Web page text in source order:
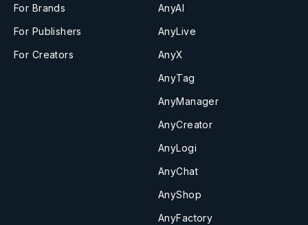
For Brands
For Publishers
For Creators
AnyAI
AnyLive
AnyX
AnyTag
AnyManager
AnyCreator
AnyLogi
AnyChat
AnyShop
AnyFactory